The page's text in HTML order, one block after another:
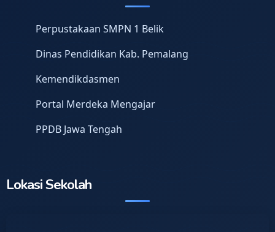
Perpustakaan SMPN 1 Belik
Dinas Pendidikan Kab. Pemalang
Kemendikdasmen
Portal Merdeka Mengajar
PPDB Jawa Tengah
Lokasi Sekolah